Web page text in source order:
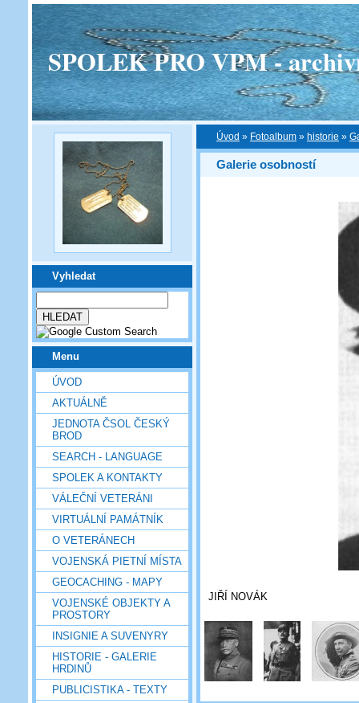
SPOLEK PRO VPM -
Vyhledat
Menu
ÚVOD
AKTUÁLNĚ
JEDNOTA ČSOL ČESKÝ
BROD
SEARCH - LANGUAGE
SPOLEK A KONTAKTY
VÁLEČNÍ VETERÁNI
VIRTUÁLNÍ PAMÁTNÍK
O VETERÁNECH
VOJENSKÁ PIETNÍ MÍSTA
GEOCACHING - MAPY
VOJENSKÉ OBJEKTY A
PROSTORY
INSIGNIE A SUVENYRY
HISTORIE - GALERIE
HRDINŮ
PUBLICISTIKA - TEXTY
Úvod » Fotoalbum » historie »
Galerie osobností
JIŘÍ NOVÁK